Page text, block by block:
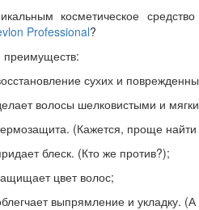
косметическое
Professional?
преимуществ:
сухих и
волосы шелковистыми и
(Кажется, проще найти
блеск. (Кто же против?);
цвет волос;
выпрямление и укладку.